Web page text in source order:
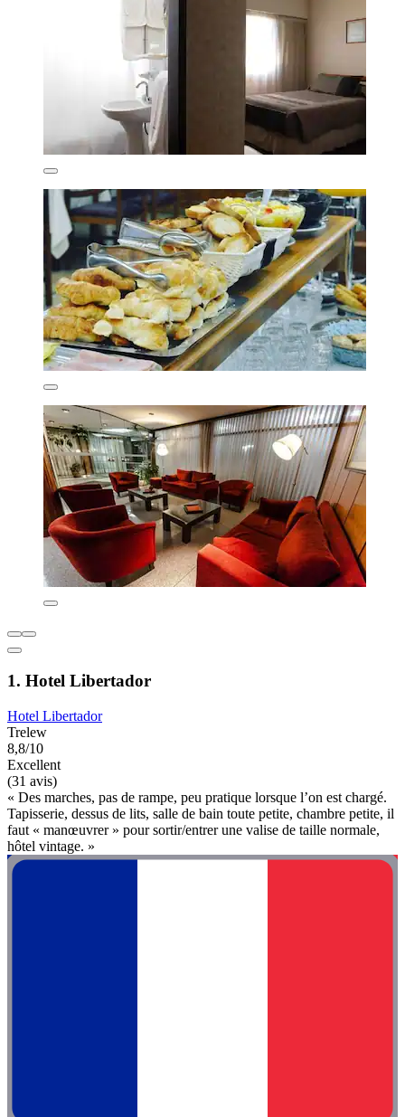
1. Hotel Libertador
Hotel Libertador
Trelew
8,8/10
Excellent
(31 avis)
« Des marches, pas de rampe, peu pratique lorsque l’on est chargé.
Tapisserie, dessus de lits, salle de bain toute petite, chambre petite, il
faut « manœuvrer » pour sortir/entrer une valise de taille normale,
hôtel vintage. »